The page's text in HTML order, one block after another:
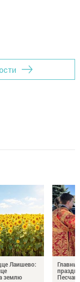
Лаишево:
землю